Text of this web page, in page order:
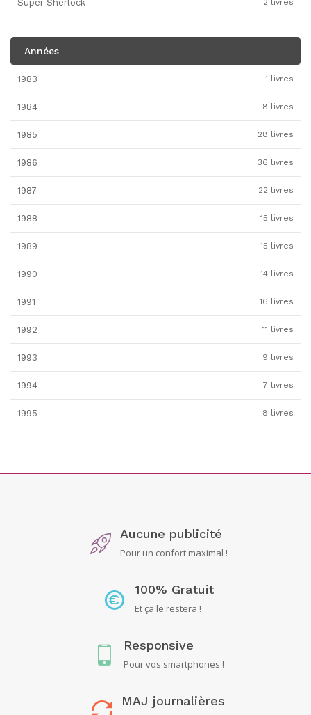
Super Sherlock 2 livres
Années
1983 1 livres
1984 8 livres
1985 28 livres
1986 36 livres
1987 22 livres
1988 15 livres
1989 15 livres
1990 14 livres
1991 16 livres
1992 11 livres
1993 9 livres
1994 7 livres
1995 8 livres
Aucune publicité
Pour un confort maximal !
100% Gratuit
Et ça le restera !
Responsive
Pour vos smartphones !
MAJ journalières